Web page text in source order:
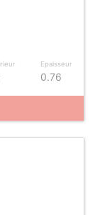
Epaisseur
0.76